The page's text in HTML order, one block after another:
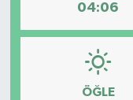
04:06
ÖĞLE